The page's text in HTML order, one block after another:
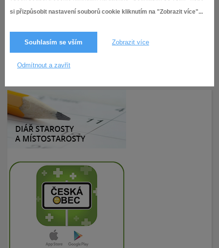
si přizpůsobit nastavení souborů cookie kliknutím na "Zobrazit více"...
Souhlasím se vším Zobrazit více
Odmítnout a zavřít
navštivte www.egd.cz, kde najdete další informace o
přerušení dodávek elektřiny.
13.1.2025, Aktuality